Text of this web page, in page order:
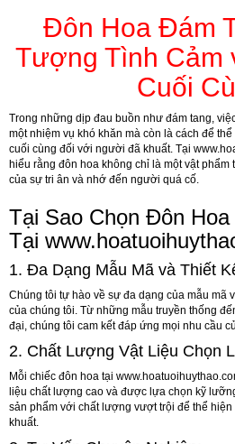
Đôn Hoa Đám
Tượng Tình Cảm
Cuối
Trong những dịp đau buồn như đám tang,
một nhiệm vụ khó khăn mà còn là cách để
cuối cùng đối với người đã khuất. Tại
hiểu rằng đôn hoa không chỉ là một vật
của sự tri ân và nhớ đến người quá cố.
Tại Sao Chọn Đôn Hoa
Tại
1. Đa Dạng Mẫu Mã và Thiết
Chúng tôi tự hào về sự đa dạng của mẫu mã
của chúng tôi. Từ những mẫu truyền thống
đại, chúng tôi cam kết đáp ứng mọi nhu cầu
2. Chất Lượng Vật Liệu Chọn
Mỗi chiếc đôn hoa tại
liệu chất lượng cao và được lựa chọn kỹ
sản phẩm với chất lượng vượt trội để thể
khuất.